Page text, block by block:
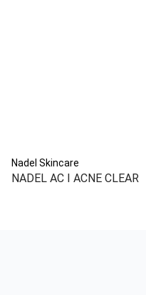
Nadel Skincare
NADEL AC I ACNE CLEAR